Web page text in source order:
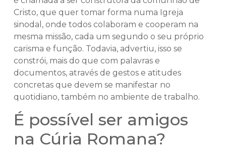
Cristo, que quer tomar forma numa Igreja
sinodal, onde todos colaboram e cooperam na
mesma missão, cada um segundo o seu próprio
carisma e função. Todavia, advertiu, isso se
constrói, mais do que com palavras e
documentos, através de gestos e atitudes
concretas que devem se manifestar no
quotidiano, também no ambiente de trabalho.
É possível ser amigos
na Cúria Romana?